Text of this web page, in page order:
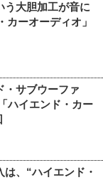
う大胆加工が音に
ーオーディオ」
・サブウーファ
ハイエンド・カー
は、“ハイエンド・